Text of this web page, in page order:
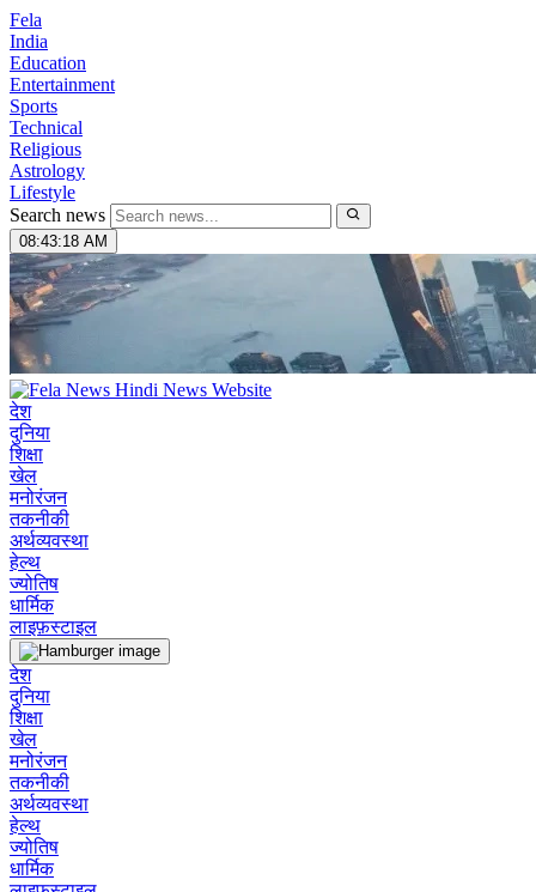
Fela
India
Education
Entertainment
Sports
Technical
Religious
Astrology
Lifestyle
Search news
08:43:19 AM
देश
दुनिया
शिक्षा
खेल
मनोरंजन
तकनीकी
अर्थव्यवस्था
हेल्थ
ज्योतिष
धार्मिक
लाइफ़स्टाइल
देश
दुनिया
शिक्षा
खेल
मनोरंजन
तकनीकी
अर्थव्यवस्था
हेल्थ
ज्योतिष
धार्मिक